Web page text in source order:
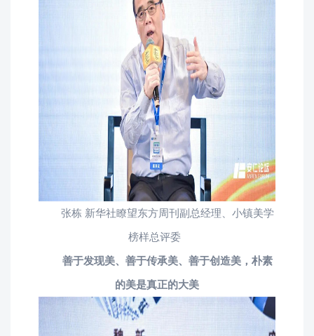
张栋 新华社瞭望东方周刊副总经理、小镇美学
榜样总评委
善于发现美、善于传承美、善于创造美，朴素
的美是真正的大美